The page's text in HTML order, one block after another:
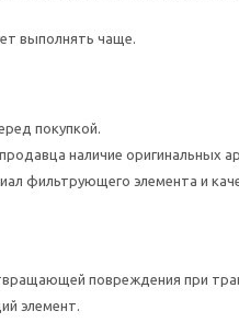
выполнять чаще.
покупкой.
наличие оригинальных
фильтрующего элемента и
повреждения при
элемент.